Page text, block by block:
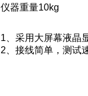
仪器重量10kg
1、采用大屏幕液晶
2、接线简单，测试